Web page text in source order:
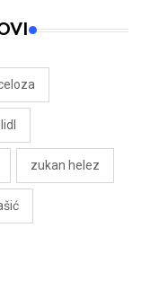
lidl
zukan helez